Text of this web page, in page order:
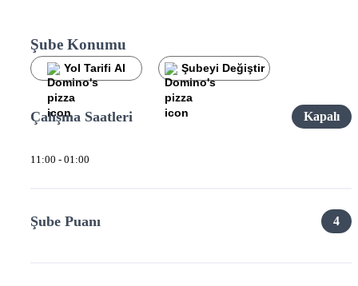
Şube Konumu
Yol Tarifi Al Şubeyi Değiştir
Çalışma Saatleri Kapalı
11:00 - 01:00
Şube Puanı 4